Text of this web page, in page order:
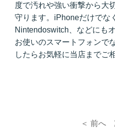
度で汚れや強い衝撃から大
守ります。iPhoneだけでな
Nintendoswitch、などにも
お使いのスマートフォンで
したらお気軽に当店までご
＜ 前へ